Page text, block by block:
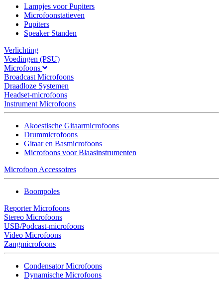
Lampjes voor Pupiters
Microfoonstatieven
Pupiters
Speaker Standen
Verlichting
Voedingen (PSU)
Microfoons
Broadcast Microfoons
Draadloze Systemen
Headset-microfoons
Instrument Microfoons
Akoestische Gitaarmicrofoons
Drummicrofoons
Gitaar en Basmicrofoons
Microfoons voor Blaasinstrumenten
Microfoon Accessoires
Boompoles
Reporter Microfoons
Stereo Microfoons
USB/Podcast-microfoons
Video Microfoons
Zangmicrofoons
Condensator Microfoons
Dynamische Microfoons